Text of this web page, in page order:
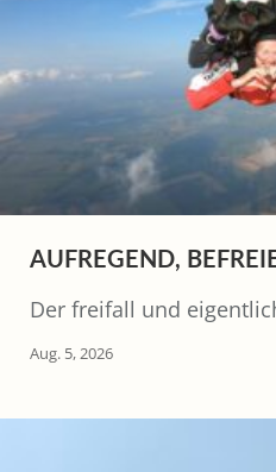
AUFREGEND,
Der freifall und
Aug. 5, 2026